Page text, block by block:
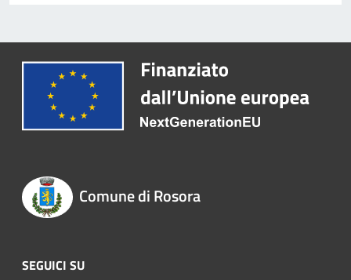
Comune di Rosora
SEGUICI SU